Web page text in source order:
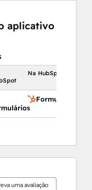
aplicativo
Na HubSpot
Formulários
uma avaliação